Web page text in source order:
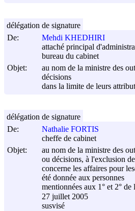
De:
Mehdi KHEDHIRI
attaché principal
bureau du cabinet
Objet:
au nom de la ministre des
décisions
dans la limite de leurs
délégation de signature
De:
Nathalie FORTIS
cheffe de cabinet
Objet:
au nom de la ministre des
ou décisions, à l'exclusion
concerne les affaires pour
été donnée aux personnes
mentionnées aux 1° et 2°
27 juillet 2005
susvisé
délégation de signature